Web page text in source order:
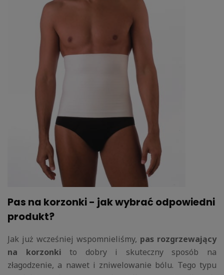
Pas na korzonki - jak wybrać odpowiedni
produkt?
Jak już wcześniej wspomnieliśmy, pas rozgrzewający
na korzonkito dobry i skuteczny sposób na
złagodzenie, a nawet i zniwelowanie bólu. Tego typu